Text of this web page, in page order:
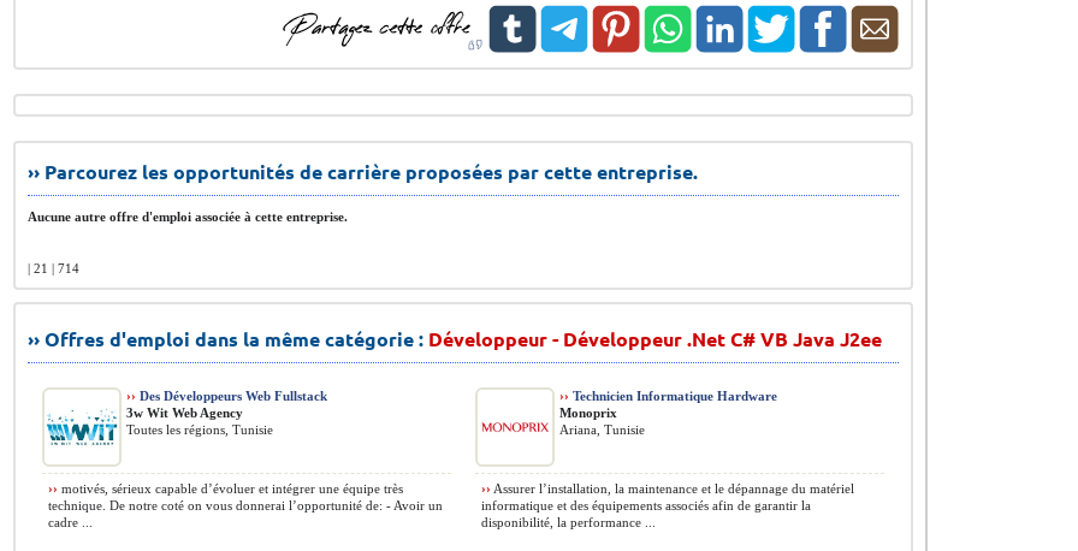
›› Parcourez les opportunités de carrière proposées par cette entreprise.
Aucune autre offre d'emploi associée à cette entreprise.
| 21 | 714
›› Offres d'emploi dans la même catégorie : Développeur - Développeur .Net C# VB Java J2ee
›› Des Développeurs Web Fullstack
3w Wit Web Agency
Toutes les régions, Tunisie
›› motivés, sérieux capable d’évoluer et intégrer une équipe très
technique. De notre coté on vous donnerai l’opportunité de: - Avoir un
cadre ...
›› Technicien Informatique Hardware
Monoprix
Ariana, Tunisie
›› Assurer l’installation, la maintenance et le dépannage du matériel
informatique et des équipements associés afin de garantir la
disponibilité, la performance ...